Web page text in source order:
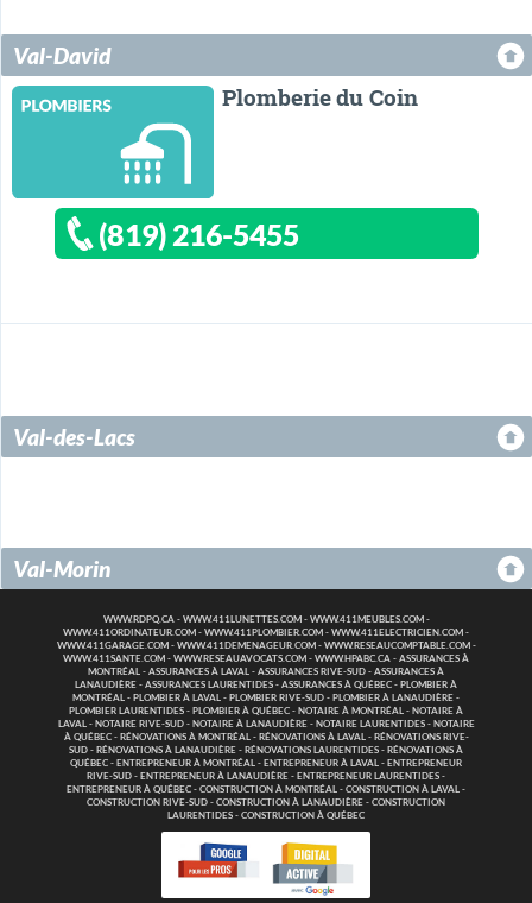
Val-David
Plomberie du Coin
(819) 216-5455
Val-des-Lacs
Val-Morin
WWW.RDPQ.CA- WWW.411LUNETTES.COM - WWW.411MEUBLES.COM -
WWW.411ORDINATEUR.COM - WWW.411PLOMBIER.COM - WWW.411ELECTRICIEN.COM -
WWW.411GARAGE.COM - WWW.411DEMENAGEUR.COM - WWW.RESEAUCOMPTABLE.COM -
WWW.411SANTE.COM - WWW.RESEAUAVOCATS.COM - WWW.HPABC.CA - ASSURANCES À
MONTRÉAL - ASSURANCES À LAVAL - ASSURANCES RIVE-SUD - ASSURANCES À
LANAUDIÈRE - ASSURANCES LAURENTIDES - ASSURANCES À QUÉBEC - PLOMBIER À
MONTRÉAL - PLOMBIER À LAVAL - PLOMBIER RIVE-SUD - PLOMBIER À LANAUDIÈRE -
PLOMBIER LAURENTIDES - PLOMBIER À QUÉBEC - NOTAIRE À MONTRÉAL - NOTAIRE À
LAVAL- NOTAIRE RIVE-SUD- NOTAIRE À LANAUDIÈRE- NOTAIRE LAURENTIDES- NOTAIRE
À QUÉBEC- RÉNOVATIONS À MONTRÉAL- RÉNOVATIONS À LAVAL- RÉNOVATIONS RIVE-
SUD - RÉNOVATIONS À LANAUDIÈRE - RÉNOVATIONS LAURENTIDES - RÉNOVATIONS À
QUÉBEC - ENTREPRENEUR À MONTRÉAL - ENTREPRENEUR À LAVAL - ENTREPRENEUR
RIVE-SUD - ENTREPRENEUR À LANAUDIÈRE - ENTREPRENEUR LAURENTIDES -
ENTREPRENEUR À QUÉBEC - CONSTRUCTION À MONTRÉAL - CONSTRUCTION À LAVAL -
CONSTRUCTION RIVE-SUD - CONSTRUCTION À LANAUDIÈRE - CONSTRUCTION
LAURENTIDES - CONSTRUCTION À QUÉBEC